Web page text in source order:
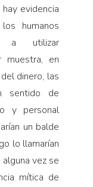
evidencia
humanos
a utilizar
muestra, en
dinero, las
sentido de
y personal
un balde
lo llamarían
vez se
mítica de